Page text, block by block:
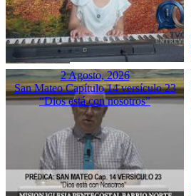
2 Agosto, 2026
San Mateo Capítulo 14 versículo 23
“Dios está con nosotros”